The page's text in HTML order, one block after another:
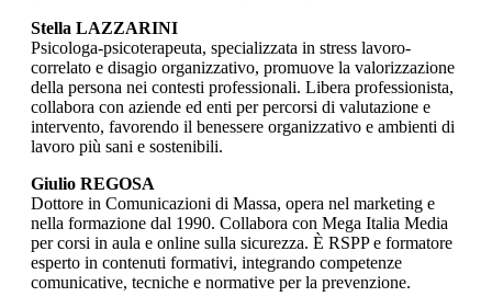
Stella LAZZARINI
Psicologa-psicoterapeuta, specializzata in stress lavoro-
correlato e disagio organizzativo, promuove la valorizzazione
della persona nei contesti professionali. Libera professionista,
collabora con aziende ed enti per percorsi di valutazione e
intervento, favorendo il benessere organizzativo e ambienti di
lavoro più sani e sostenibili.
Giulio REGOSA
Dottore in Comunicazioni di Massa, opera nel marketing e
nella formazione dal 1990. Collabora con Mega Italia Media
per corsi in aula e online sulla sicurezza. È RSPP e formatore
esperto in contenuti formativi, integrando competenze
comunicative, tecniche e normative per la prevenzione.